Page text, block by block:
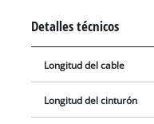
equipos de 36 V y 18,
gancho de cable
complicados con poco
pueden colgarse
Detalles técnicos
Longitud del cable
Longitud del cinturón